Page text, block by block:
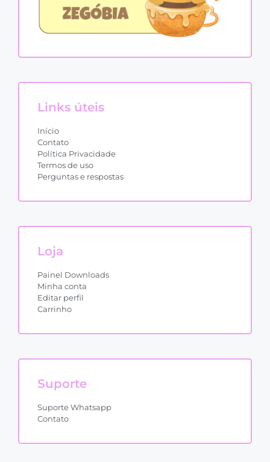
Links úteis
Início
Contato
Política Privacidade
Termos de uso
Perguntas e respostas
Loja
Painel Downloads
Minha conta
Editar perfil
Carrinho
Suporte
Suporte Whatsapp
Contato